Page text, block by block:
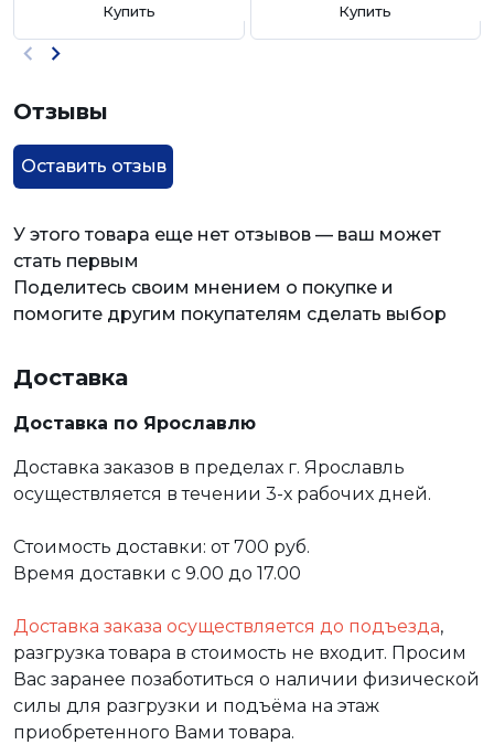
Купить Купить
Отзывы
Оставить отзыв
У этого товара еще нет отзывов — ваш может
стать первым
Поделитесь своим мнением о покупке и
помогите другим покупателям сделать выбор
Доставка
Доставка по Ярославлю
Доставка заказов в пределах г. Ярославль
осуществляется в течении 3-х рабочих дней.
Стоимость доставки: от 700 руб.
Время доставки с 9.00 до 17.00
Доставка заказа осуществляется до подъезда,
разгрузка товара в стоимость не входит. Просим
Вас заранее позаботиться о наличии физической
силы для разгрузки и подъёма на этаж
приобретенного Вами товара.